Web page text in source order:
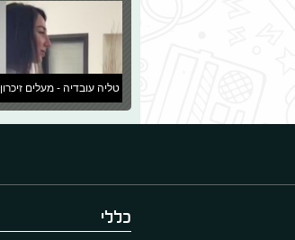
טליה עובדיה - מעלים זיכרון
כללי